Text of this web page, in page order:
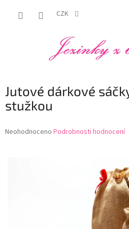
CZK
Jutové dárkové
stužkou
Průměrné
Neohodnoceno Podrobnosti hodnocení